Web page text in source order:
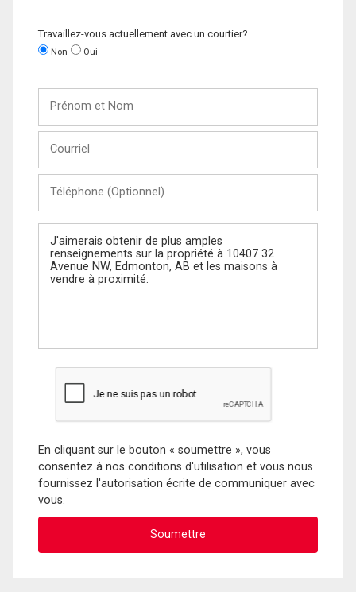
Travaillez-vous actuellement avec un courtier?
Non Oui
Nom
(Optionnel)
Message
En cliquant sur le bouton « soumettre », vous
consentez à nos conditions d'utilisation et vous nous
fournissez l'autorisation écrite de communiquer avec
vous.